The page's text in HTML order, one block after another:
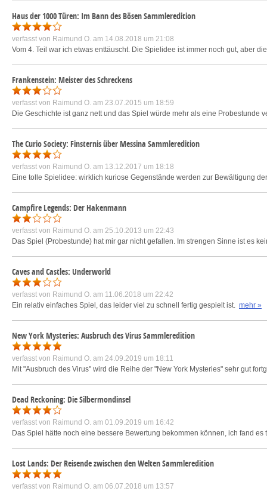
Haus der 1000 Türen: Im Bann des Bösen Sammleredition
verfasst von Raimund O. am 14.08.2018 um 21:08
Vom 4. Teil war ich etwas enttäuscht. Die Spielidee ist immer noch gut, aber
Frankenstein: Meister des Schreckens
verfasst von Raimund O. am 23.07.2015 um 18:59
Die Geschichte ist ganz nett und das Spiel würde mehr als eine Probestunde
The Curio Society: Finsternis über Messina Sammleredition
verfasst von Raimund O. am 13.12.2017 um 18:18
Eine tolle Spielidee: wirklich kuriose Gegenstände werden zur Bewältigung
Campfire Legends: Der Hakenmann
verfasst von Raimund O. am 25.10.2013 um 22:43
Das Spiel (Probestunde) hat mir gar nicht gefallen. Im strengen Sinne ist es
Caves and Castles: Underworld
verfasst von Raimund O. am 11.06.2018 um 22:42
Ein relativ einfaches Spiel, das leider viel zu schnell fertig gespielt ist. mehr »
New York Mysteries: Ausbruch des Virus Sammleredition
verfasst von Raimund O. am 24.09.2019 um 18:11
Mit "Ausbruch des Virus" wird die Reihe der "New York Mysteries" sehr gut
Dead Reckoning: Die Silbermondinsel
verfasst von Raimund O. am 01.09.2019 um 16:42
Das Spiel hätte noch eine bessere Bewertung bekommen können, ich fand
Lost Lands: Der Reisende zwischen den Welten Sammleredition
verfasst von Raimund O. am 06.07.2018 um 13:57